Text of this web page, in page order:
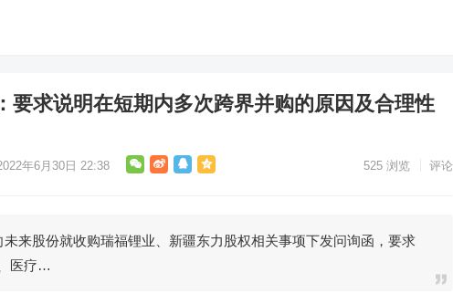
要求说明在短期内多次跨界并购的原因及合理性
年6月30日 22:38 525 浏览 评论
来股份就收购瑞福锂业、新疆东力股权相关事项下发问询函，要求
医疗…